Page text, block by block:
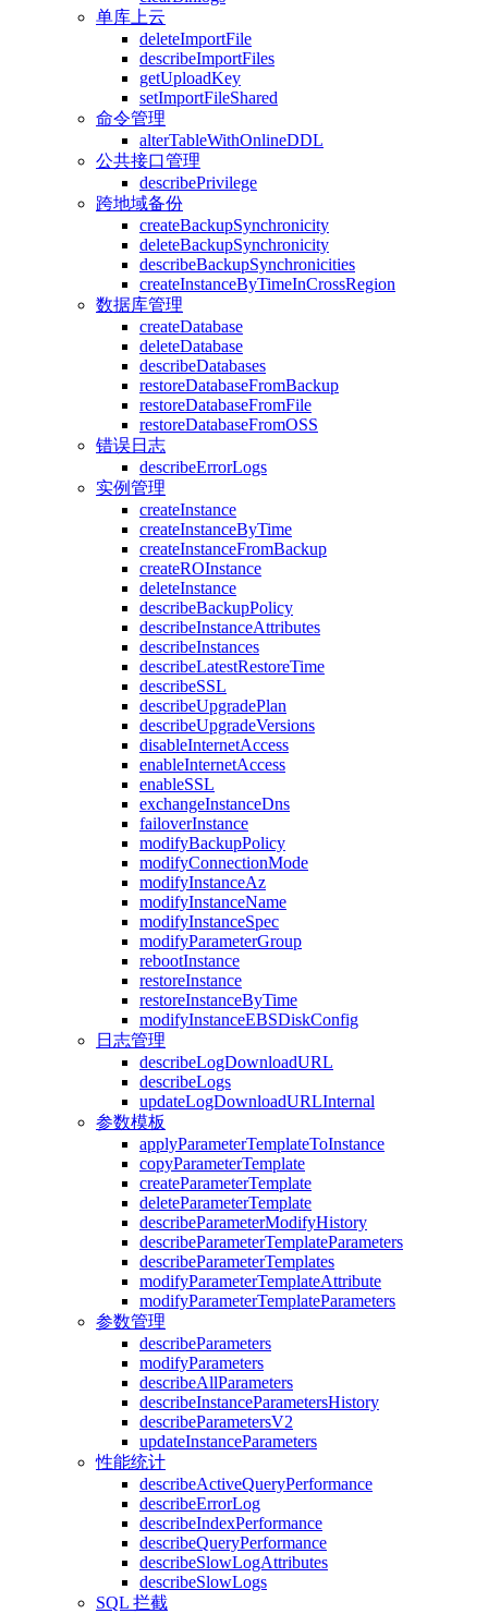
单库上云
deleteImportFile
describeImportFiles
getUploadKey
setImportFileShared
命令管理
alterTableWithOnlineDDL
公共接口管理
describePrivilege
跨地域备份
createBackupSynchronicity
deleteBackupSynchronicity
describeBackupSynchronicities
createInstanceByTimeInCrossRegion
数据库管理
createDatabase
deleteDatabase
describeDatabases
restoreDatabaseFromBackup
restoreDatabaseFromFile
restoreDatabaseFromOSS
错误日志
describeErrorLogs
实例管理
createInstance
createInstanceByTime
createInstanceFromBackup
createROInstance
deleteInstance
describeBackupPolicy
describeInstanceAttributes
describeInstances
describeLatestRestoreTime
describeSSL
describeUpgradePlan
describeUpgradeVersions
disableInternetAccess
enableInternetAccess
enableSSL
exchangeInstanceDns
failoverInstance
modifyBackupPolicy
modifyConnectionMode
modifyInstanceAz
modifyInstanceName
modifyInstanceSpec
modifyParameterGroup
rebootInstance
restoreInstance
restoreInstanceByTime
modifyInstanceEBSDiskConfig
日志管理
describeLogDownloadURL
describeLogs
updateLogDownloadURLInternal
参数模板
applyParameterTemplateToInstance
copyParameterTemplate
createParameterTemplate
deleteParameterTemplate
describeParameterModifyHistory
describeParameterTemplateParameters
describeParameterTemplates
modifyParameterTemplateAttribute
modifyParameterTemplateParameters
参数管理
describeParameters
modifyParameters
describeAllParameters
describeInstanceParametersHistory
describeParametersV2
updateInstanceParameters
性能统计
describeActiveQueryPerformance
describeErrorLog
describeIndexPerformance
describeQueryPerformance
describeSlowLogAttributes
describeSlowLogs
SQL 拦截